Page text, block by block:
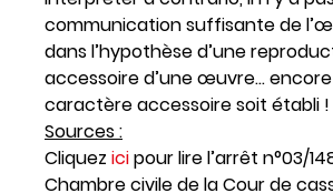
communication suffisante de
dans l’hypothèse d’une
accessoire d’une œuvre…
caractère accessoire soit établi !
Sources :
Cliquez icipour lire l’arrêt n°03/
Chambre civile de la Cour de